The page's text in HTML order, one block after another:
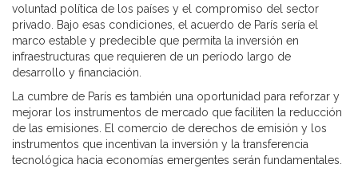
voluntad política de los países y el compromiso del sector
privado. Bajo esas condiciones, el acuerdo de París sería el
marco estable y predecible que permita la inversión en
infraestructuras que requieren de un período largo de
desarrollo y financiación.
La cumbre de París es también una oportunidad para reforzar y
mejorar los instrumentos de mercado que faciliten la reducción
de las emisiones. El comercio de derechos de emisión y los
instrumentos que incentivan la inversión y la transferencia
tecnológica hacia economías emergentes serán fundamentales.